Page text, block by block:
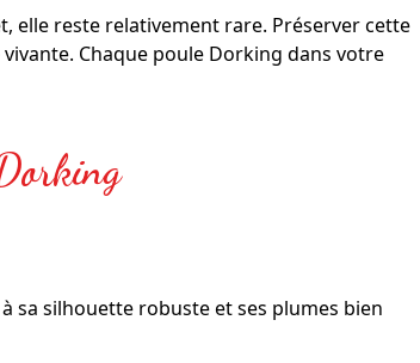
elle reste relativement rare. Préserver cette
Chaque poule Dorking dans votre
sa silhouette robuste et ses plumes bien